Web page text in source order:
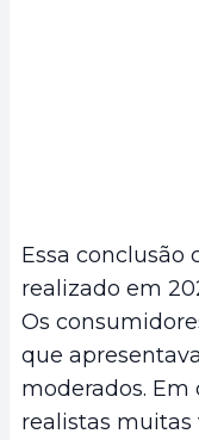
Essa conclusão
realizado em
Os
que
moderados.
realistas muitas